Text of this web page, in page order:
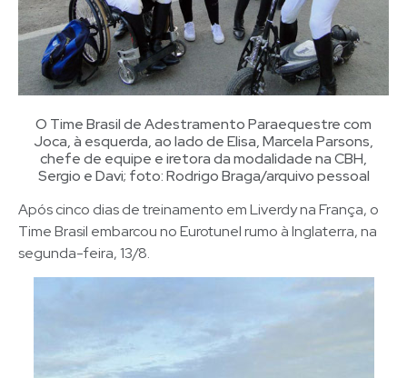
O Time Brasil de Adestramento Paraequestre com
Joca, à esquerda, ao lado de Elisa, Marcela Parsons,
chefe de equipe e iretora da modalidade na CBH,
Sergio e Davi; foto: Rodrigo Braga/arquivo pessoal
Após cinco dias de treinamento em Liverdy na França, o
Time Brasil embarcou no Eurotunel rumo à Inglaterra, na
segunda-feira, 13/8.